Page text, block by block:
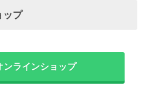
ップ
ンラインショップ